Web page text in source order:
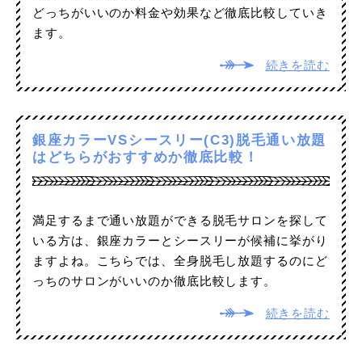
どっちがいいのか料金や効果など徹底比較していき
ます。
続きを読む
銀座カラーVSシースリー(C3)脱毛通い放題
はどちらがおすすめか徹底比較！
満足するまで通い放題ができる脱毛サロンを探して
いる方は、銀座カラーとシースリーが候補に挙がり
ますよね。こちらでは、全身脱毛し放題するのにど
っちのサロンがいいのか徹底比較します。
続きを読む